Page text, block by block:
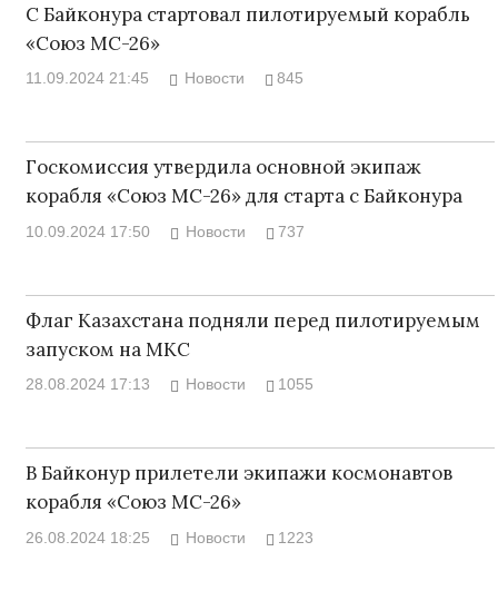
С Байконура стартовал пилотируемый корабль
«Союз МС-26»
11.09.2024 21:45 Новости 845
Госкомиссия утвердила основной экипаж
корабля «Союз МС-26» для старта с Байконура
10.09.2024 17:50 Новости 737
Флаг Казахстана подняли перед пилотируемым
запуском на МКС
28.08.2024 17:13 Новости 1055
В Байконур прилетели экипажи космонавтов
корабля «Союз МС-26»
26.08.2024 18:25 Новости 1223